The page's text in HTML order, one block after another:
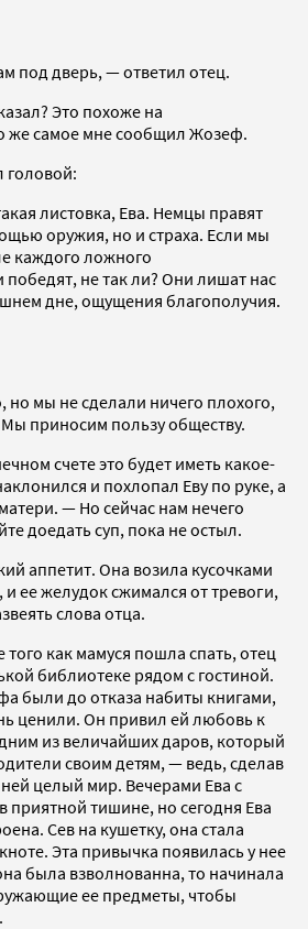
под дверь, — ответил отец.
Это похоже на
же самое мне сообщил Жозеф.
головой:
листовка, Ева. Немцы правят
оружия, но и страха. Если мы
каждого ложного
не так ли? Они лишат нас
дне, ощущения благополучия.
мы не сделали ничего плохого,
приносим пользу обществу.
счете это будет иметь какое-
и похлопал Еву по руке, а
— Но сейчас нам нечего
доедать суп, пока не остыл.
аппетит. Она возила кусочками
ее желудок сжимался от тревоги,
слова отца.
как мамуся пошла спать, отец
библиотеке рядом с гостиной.
были до отказа набиты книгами,
ценили. Он привил ей любовь к
из величайших даров, который
своим детям, — ведь, сделав
целый мир. Вечерами Ева с
приятной тишине, но сегодня Ева
Сев на кушетку, она стала
Эта привычка появилась у нее
была взволнованна, то начинала
ее предметы, чтобы